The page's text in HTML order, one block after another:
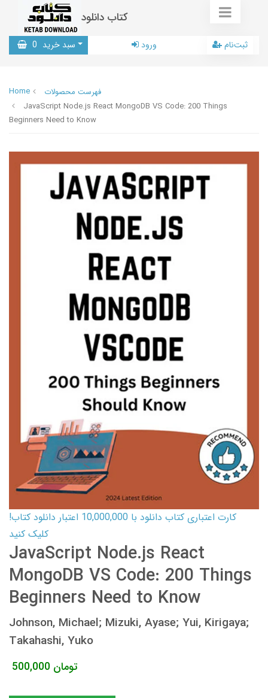
کتاب دانلود
سبد خرید 0 ورود ثبت‌نام
Home
فهرست محصولات
JavaScript Node.js React MongoDB VS Code: 200 Things
Beginners Need to Know
کارت اعتباری کتاب دانلود با 10,000,000 اعتبار دانلود کتاب!
کلیک کنید
JavaScript Node.js React
MongoDB VS Code: 200 Things
Beginners Need to Know
Johnson, Michael; Mizuki, Ayase; Yui, Kirigaya;
Takahashi, Yuko
500,000 تومان